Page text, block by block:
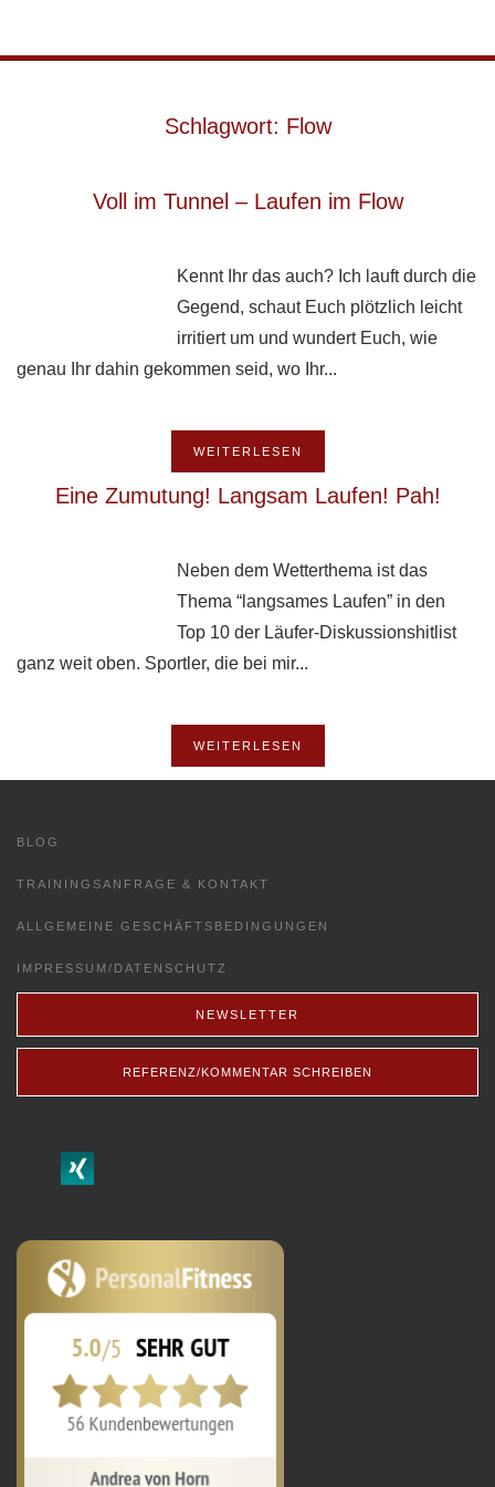
Skip to main content
Schlagwort: Flow
Voll im Tunnel – Laufen im Flow
Kennt Ihr das auch? Ich lauft durch die
Gegend, schaut Euch plötzlich leicht
irritiert um und wundert Euch, wie
genau Ihr dahin gekommen seid, wo Ihr...
WEITERLESEN
Eine Zumutung! Langsam Laufen! Pah!
Neben dem Wetterthema ist das
Thema “langsames Laufen” in den
Top 10 der Läufer-Diskussionshitlist
ganz weit oben. Sportler, die bei mir...
WEITERLESEN
BLOG
TRAININGSANFRAGE & KONTAKT
ALLGEMEINE GESCHÄFTSBEDINGUNGEN
IMPRESSUM/DATENSCHUTZ
NEWSLETTER
REFERENZ/KOMMENTAR SCHREIBEN